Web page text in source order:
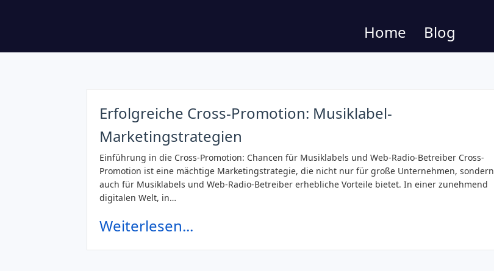
Home Blog
Erfolgreiche Cross-Promotion: Musiklabel-
Marketingstrategien
Einführung in die Cross-Promotion: Chancen für Musiklabels und Web-Radio-Betreiber Cross-
Promotion ist eine mächtige Marketingstrategie, die nicht nur für große Unternehmen, sondern
auch für Musiklabels und Web-Radio-Betreiber erhebliche Vorteile bietet. In einer zunehmend
digitalen Welt, in…
Weiterlesen...